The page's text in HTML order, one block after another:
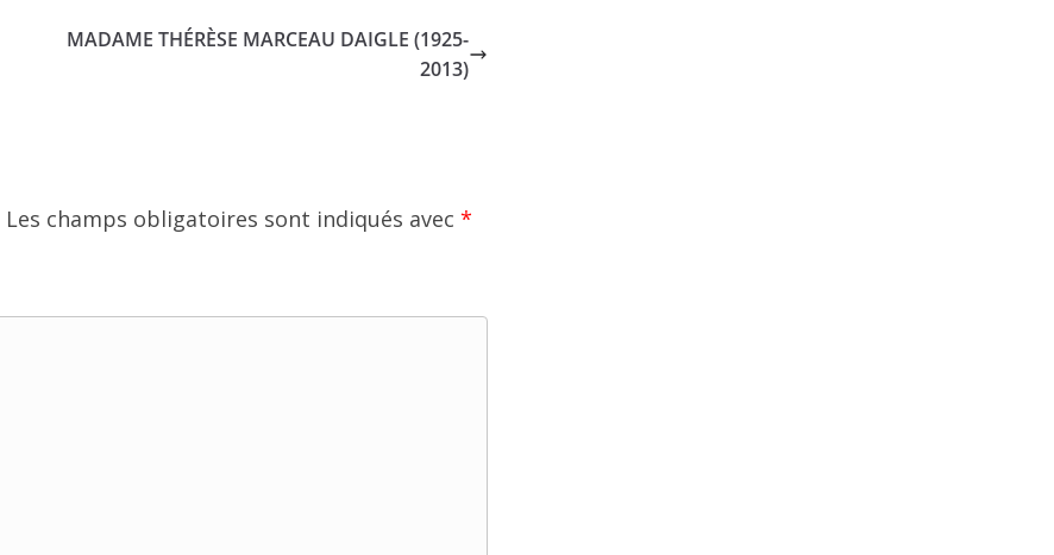
MADAME THÉRÈSE MARCEAU DAIGLE (1925-
2013)
Les champs obligatoires sont indiqués avec *